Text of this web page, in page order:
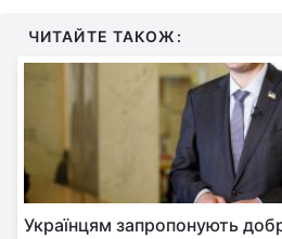
ЧИТАЙТЕ ТАКОЖ:
Українцям запропонують